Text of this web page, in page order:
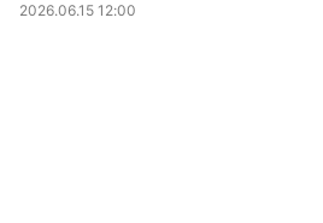
2026.06.15 12:00